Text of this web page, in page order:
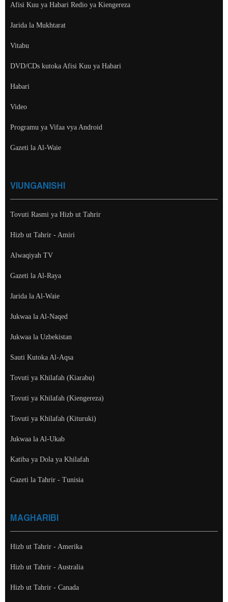
Afisi Kuu ya Habari Redio ya Kiengereza
Jarida la Mukhtarat
Vitabu
DVD/CDs kutoka Afisi Kuu ya Habari
Habari
Video
Programu ya Vifaa vya Android
Gazeti la Al-Waie
VIUNGANISHI
Tovuti Rasmi ya Hizb ut Tahrir
Hizb ut Tahrir - Amiri
Alwaqiyah TV
Gazeti la Al-Raya
Jarida la Al-Waie
Jukwaa la Al-Naqed
Jukwaa la Uzbekistan
Sauti Kutoka Al-Aqsa
Tovuti ya Khilafah (Kiarabu)
Tovuti ya Khilafah (Kiengereza)
Tovuti ya Khilafah (Kituruki)
Jukwaa la Al-Ukab
Katiba ya Dola ya Khilafah
Gazeti la Tahrir - Tunisia
MAGHARIBI
Hizb ut Tahrir - Amerika
Hizb ut Tahrir - Australia
Hizb ut Tahrir - Canada